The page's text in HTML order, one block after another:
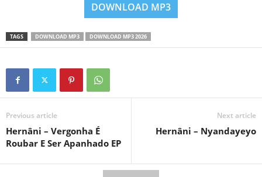
DOWNLOAD MP3
TAGS DOWNLOAD MP3 DOWNLOAD MP3 2026
Previous article
Hernâni – Vergonha É
Roubar E Ser Apanhado EP
Next article
Hernâni – Nyandayeyo